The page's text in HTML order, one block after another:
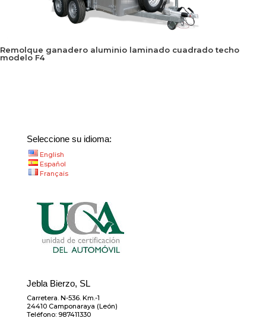
Remolque ganadero aluminio laminado cuadrado techo
modelo F4
Seleccione su idioma:
English
Español
Français
Jebla Bierzo, SL
Carretera. N-536. Km.-1
24410 Camponaraya (León)
Teléfono: 987411330